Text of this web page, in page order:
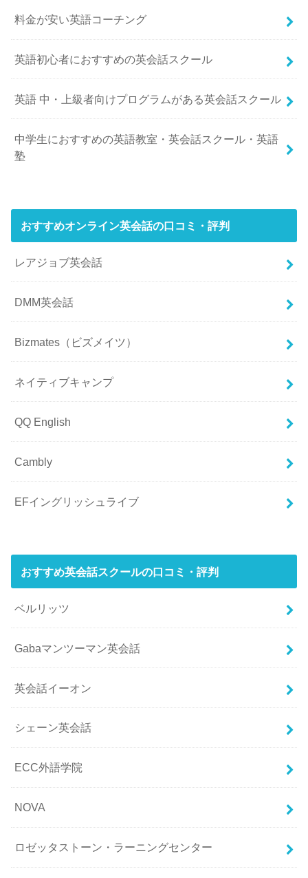
料金が安い英語コーチング
英語初心者におすすめの英会話スクール
英語 中・上級者向けプログラムがある英会話スクール
中学生におすすめの英語教室・英会話スクール・英語
塾
おすすめオンライン英会話の口コミ・評判
レアジョブ英会話
DMM英会話
Bizmates（ビズメイツ）
ネイティブキャンプ
QQ English
Cambly
EFイングリッシュライブ
おすすめ英会話スクールの口コミ・評判
ベルリッツ
Gabaマンツーマン英会話
英会話イーオン
シェーン英会話
ECC外語学院
NOVA
ロゼッタストーン・ラーニングセンター